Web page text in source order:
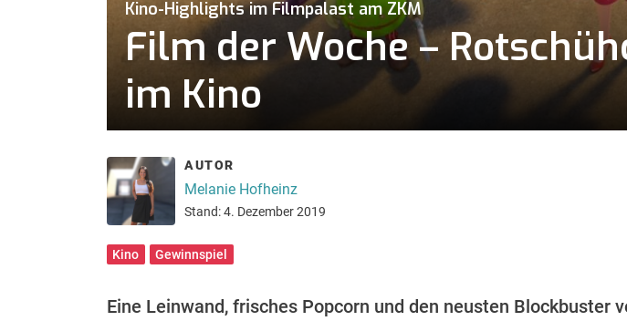
Kino-Highlights im Filmpalast am ZKM
Film der Woche –
im Kino
AUTOR
Melanie Hofheinz
Stand: 4. Dezember 2019
Kino Gewinnspiel
Eine Leinwand, frisches Popcorn und den neusten Blockbuster